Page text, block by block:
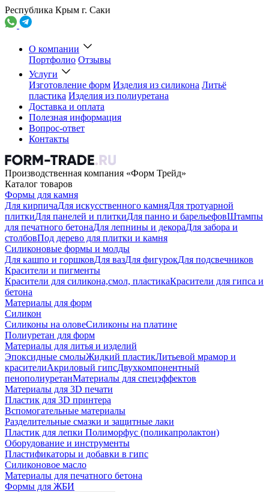
Республика Крым г. Саки
О компании
Портфолио Отзывы
Услуги
Изготовление форм Изделия из силикона Литьё
пластика Изделия из полиуретана
Доставка и оплата
Полезная информация
Вопрос-ответ
Контакты
Производственная компания «Форм Трейд»
Каталог товаров
Формы для камня
Для кирпичаДля искусственного камняДля тротуарной
плиткиДля панелей и плиткиДля панно и барельефовШтампы
для печатного бетонаДля лепнины и декораДля забора и
столбовПод дерево для плитки и камня
Силиконовые формы и молды
Для кашпо и горшковДля вазДля фигурокДля подсвечников
Красители и пигменты
Красители для силикона,смол, пластикаКрасители для гипса и
бетона
Материалы для форм
Силикон
Силиконы на оловеСиликоны на платине
Полиуретан для форм
Материалы для литья и изделий
Эпоксидные смолыЖидкий пластикЛитьевой мрамор и
красителиАкриловый гипсДвухкомпонентный
пенополиуретанМатериалы для спецэффектов
Материалы для 3D печати
Пластик для 3D принтера
Вспомогательные материалы
Разделительные смазки и защитные лаки
Пластик для лепки Полиморфус (поликапролактон)
Оборудование и инструменты
Пластификаторы и добавки в гипс
Силиконовое масло
Материалы для печатного бетона
Формы для ЖБИ